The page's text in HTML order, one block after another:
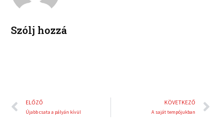
n
Szólj hozzá
Előző
ELŐZŐ
Újabb csata a pályán kívül
KÖVETKEZŐ
A saját tempójukban